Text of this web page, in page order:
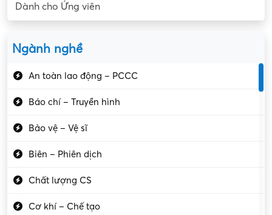
Dành cho Ứng viên
Ngành nghề
An toàn lao động – PCCC
Báo chí – Truyền hình
Bảo vệ – Vệ sĩ
Biên – Phiên dịch
Chất lượng CS
Cơ khí – Chế tạo